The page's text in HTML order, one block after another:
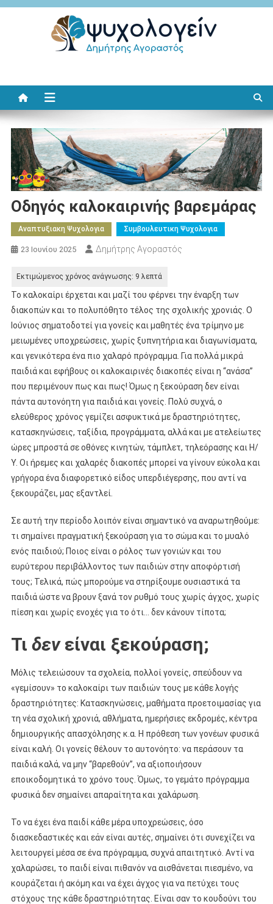
Μεταπηδήστε
Οδηγός καλοκαιρινής βαρεμάρας
Αναπτυξιακη Ψυχολογια Συμβουλευτικη Ψυχολογια
23 Ιουνίου 2025 Δημήτρης Αγοραστός
Το καλοκαίρι έρχεται και μαζί του φέρνει την έναρξη των
διακοπών και το πολυπόθητο τέλος της σχολικής χρονιάς. Ο
Ιούνιος σηματοδοτεί για γονείς και μαθητές ένα τρίμηνο με
μειωμένες υποχρεώσεις, χωρίς ξυπνητήρια και διαγωνίσματα,
και γενικότερα ένα πιο χαλαρό πρόγραμμα. Για πολλά μικρά
παιδιά και εφήβους οι καλοκαιρινές διακοπές είναι η “ανάσα”
που περιμένουν πως και πως! Όμως η ξεκούραση δεν είναι
πάντα αυτονόητη για παιδιά και γονείς. Πολύ συχνά, ο
ελεύθερος χρόνος γεμίζει ασφυκτικά με δραστηριότητες,
κατασκηνώσεις, ταξίδια, προγράμματα, αλλά και με ατελείωτες
ώρες μπροστά σε οθόνες κινητών, τάμπλετ, τηλεόρασης και Η/
Υ. Οι ήρεμες και χαλαρές διακοπές μπορεί να γίνουν εύκολα και
γρήγορα ένα διαφορετικό είδος υπερδιέγερσης, που αντί να
ξεκουράζει, μας εξαντλεί.
Σε αυτή την περίοδο λοιπόν είναι σημαντικό να αναρωτηθούμε:
τι σημαίνει πραγματική ξεκούραση για το σώμα και το μυαλό
ενός παιδιού; Ποιος είναι ο ρόλος των γονιών και του
ευρύτερου περιβάλλοντος των παιδιών στην αποφόρτισή
τους; Τελικά, πώς μπορούμε να στηρίξουμε ουσιαστικά τα
παιδιά ώστε να βρουν ξανά τον ρυθμό τους χωρίς άγχος, χωρίς
πίεση και χωρίς ενοχές για το ότι… δεν κάνουν τίποτα;
Τι δεν είναι ξεκούραση;
Μόλις τελειώσουν τα σχολεία, πολλοί γονείς, σπεύδουν να
«γεμίσουν» το καλοκαίρι των παιδιών τους με κάθε λογής
δραστηριότητες: Κατασκηνώσεις, μαθήματα προετοιμασίας για
τη νέα σχολική χρονιά, αθλήματα, ημερήσιες εκδρομές, κέντρα
δημιουργικής απασχόλησης κ.α. Η πρόθεση των γονέων φυσικά
είναι καλή. Οι γονείς θέλουν το αυτονόητο: να περάσουν τα
παιδιά καλά, να μην “βαρεθούν”, να αξιοποιήσουν
εποικοδομητικά το χρόνο τους. Όμως, το γεμάτο πρόγραμμα
φυσικά δεν σημαίνει απαραίτητα και χαλάρωση.
Το να έχει ένα παιδί κάθε μέρα υποχρεώσεις, όσο
διασκεδαστικές και εάν είναι αυτές, σημαίνει ότι συνεχίζει να
λειτουργεί μέσα σε ένα πρόγραμμα, συχνά απαιτητικό. Αντί να
χαλαρώσει, το παιδί είναι πιθανόν να αισθάνεται πιεσμένο, να
κουράζεται ή ακόμη και να έχει άγχος για να πετύχει τους
στόχους της κάθε δραστηριότητας. Είναι σαν το κουδούνι του